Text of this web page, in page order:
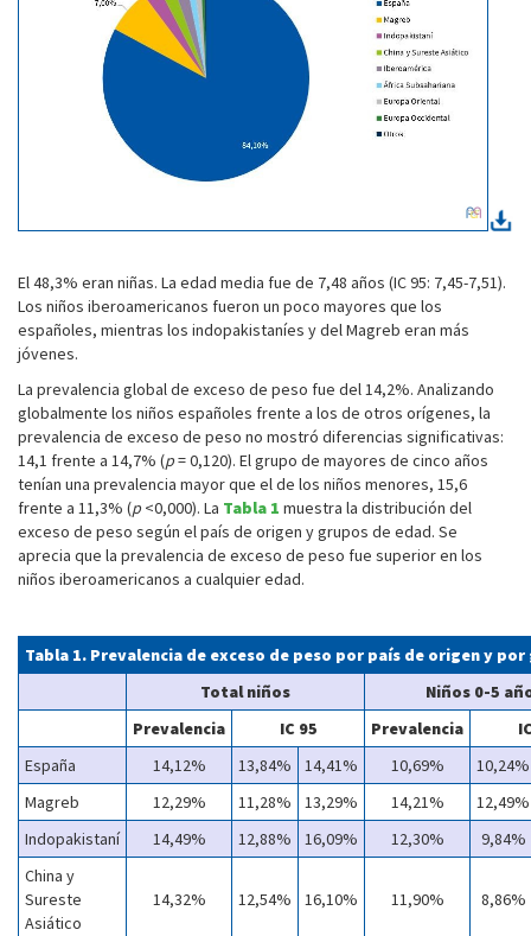
El 48,3% eran niñas. La edad media fue de 7,48 años (IC 95: 7,45-7,51).
Los niños iberoamericanos fueron un poco mayores que los
españoles, mientras los indopakistaníes y del Magreb eran más
jóvenes.
La prevalencia global de exceso de peso fue del 14,2%. Analizando
globalmente los niños españoles frente a los de otros orígenes, la
prevalencia de exceso de peso no mostró diferencias significativas:
14,1 frente a 14,7% (p= 0,120). El grupo de mayores de cinco años
tenían una prevalencia mayor que el de los niños menores, 15,6
frente a 11,3% (p <0,000). La Tabla 1 muestra la distribución del
exceso de peso según el país de origen y grupos de edad. Se
aprecia que la prevalencia de exceso de peso fue superior en los
niños iberoamericanos a cualquier edad.
Tabla 1. Prevalencia de exceso de peso por país de origen y
Total niños
Niños 0-5
Prevalencia
IC 95 Prevalencia
España
14,12% 13,84% 14,41% 10,69%
10,24%
Magreb
12,29% 11,28% 13,29% 14,21%
12,49%
Indopakistaní
14,49% 12,88% 16,09% 12,30%
9,84%
China y
Sureste
Asiático
14,32% 12,54% 16,10% 11,90% 8,86%